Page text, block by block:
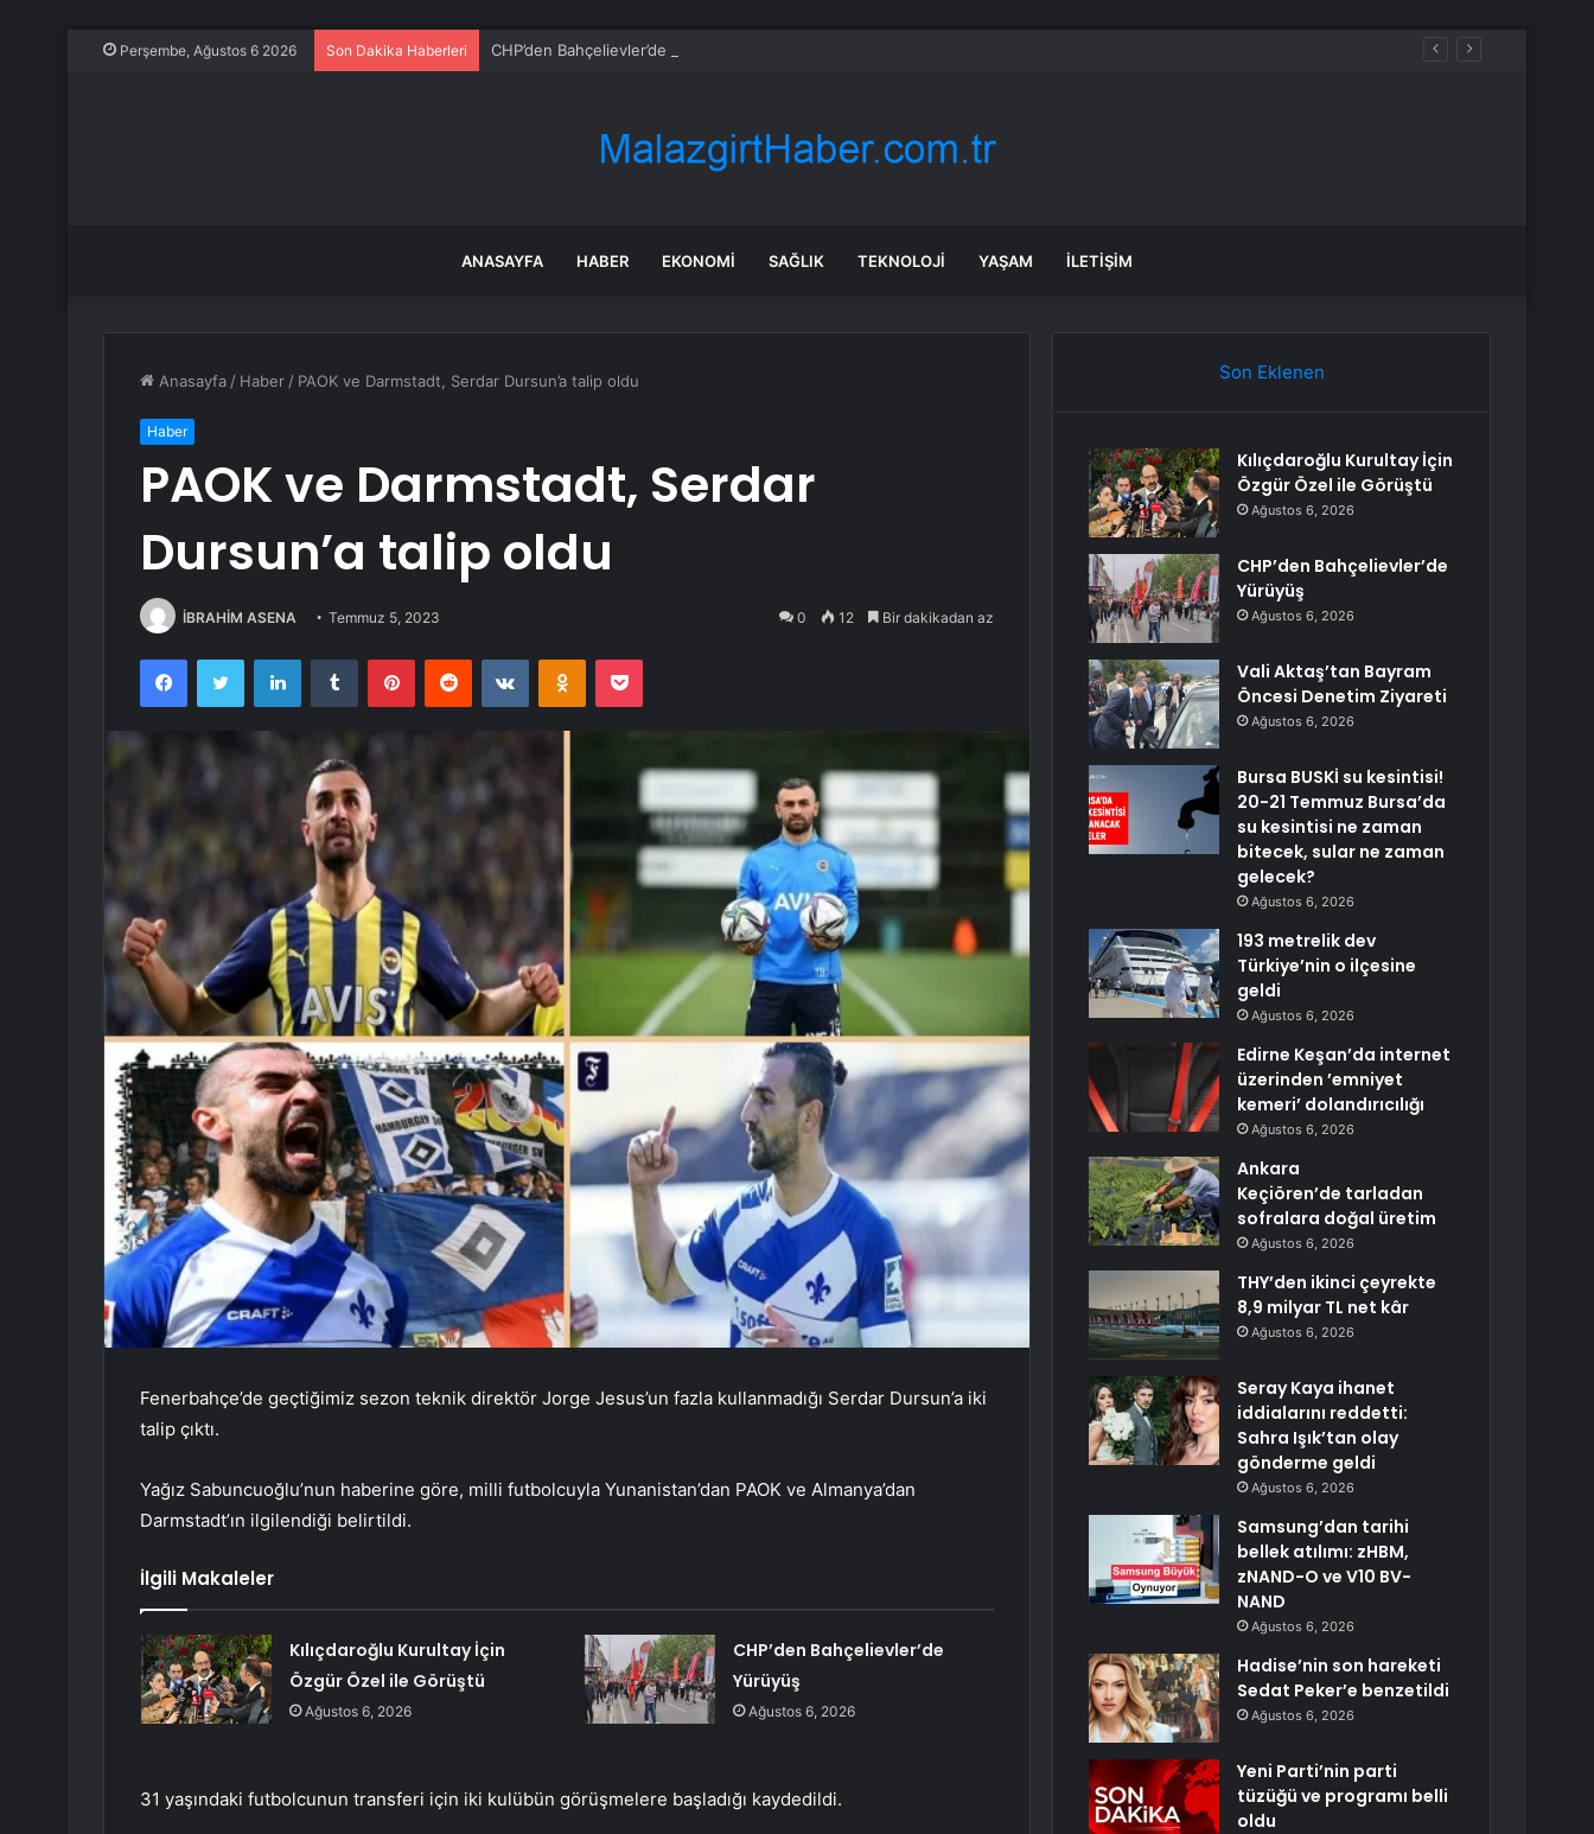
Perşembe, Ağustos 6 2026 Son Dakika Haberleri CHP’den Bahçelievler’de Yürüyüş
ANASAYFA HABER EKONOMI SAĞLIK TEKNOLOJI YAŞAM İLETIŞIM
Anasayfa / Haber / PAOK ve Darmstadt, Serdar Dursun’a talip oldu
Haber
PAOK ve Darmstadt, Serdar
Dursun’a talip oldu
İBRAHİM ASENA Temmuz 5, 2023 0 12 Bir dakikadan az
FacebookTwitter LinkedInTumblr PinterestReddit VKontakteOdnoklassniki
Pocket
Fenerbahçe’de geçtiğimiz sezon teknik direktör Jorge Jesus’un fazla kullanmadığı Serdar Dursun’a iki
talip çıktı.
Yağız Sabuncuoğlu’nun haberine göre, milli futbolcuyla Yunanistan’dan PAOK ve Almanya’dan
Darmstadt’ın ilgilendiği belirtildi.
İlgili Makaleler
Kılıçdaroğlu Kurultay İçin
Özgür Özel ile Görüştü
Ağustos 6, 2026
CHP’den Bahçelievler’de
Yürüyüş
Ağustos 6, 2026
31 yaşındaki futbolcunun transferi için iki kulübün görüşmelere başladığı kaydedildi.
Son Eklenen
Kılıçdaroğlu Kurultay İçin
Özgür Özel ile Görüştü
Ağustos 6, 2026
CHP’den Bahçelievler’de
Yürüyüş
Ağustos 6, 2026
Vali Aktaş’tan Bayram
Öncesi Denetim Ziyareti
Ağustos 6, 2026
Bursa BUSKİ su kesintisi!
20-21 Temmuz Bursa’da
su kesintisi ne zaman
bitecek, sular ne zaman
gelecek?
Ağustos 6, 2026
193 metrelik dev
Türkiye’nin o ilçesine
geldi
Ağustos 6, 2026
Edirne Keşan’da internet
üzerinden ’emniyet
kemeri’ dolandırıcılığı
Ağustos 6, 2026
Ankara
Keçiören’de tarladan
sofralara doğal üretim
Ağustos 6, 2026
THY’den ikinci çeyrekte
8,9 milyar TL net kâr
Ağustos 6, 2026
Seray Kaya ihanet
iddialarını reddetti:
Sahra Işık’tan olay
gönderme geldi
Ağustos 6, 2026
Samsung’dan tarihi
bellek atılımı: zHBM,
zNAND-O ve V10 BV-
NAND
Ağustos 6, 2026
Hadise’nin son hareketi
Sedat Peker’e benzetildi
Ağustos 6, 2026
Yeni Parti’nin parti
tüzüğü ve programı belli
oldu